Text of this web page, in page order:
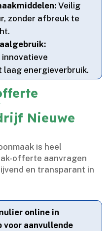
Veilig
zonder afbreuk te
laag energieverbruik.​
Nieuwe
is heel
offerte aanvragen
en transparant in
online in
voor aanvullende